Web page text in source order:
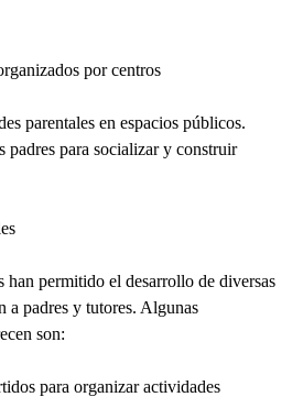
por centros
parentales en espacios públicos.
padres para socializar y construir
han permitido el desarrollo de diversas
a padres y tutores. Algunas
son:
para organizar actividades